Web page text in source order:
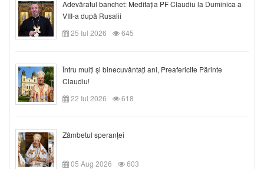
Adevăratul banchet: Meditația PF Claudiu la Duminica a
VIII-a după Rusalii
25 Iul 2026
645
Întru mulți și binecuvântați ani, Preafericite Părinte
Claudiu!
22 Iul 2026
618
Zâmbetul speranței
05 Aug 2026 603